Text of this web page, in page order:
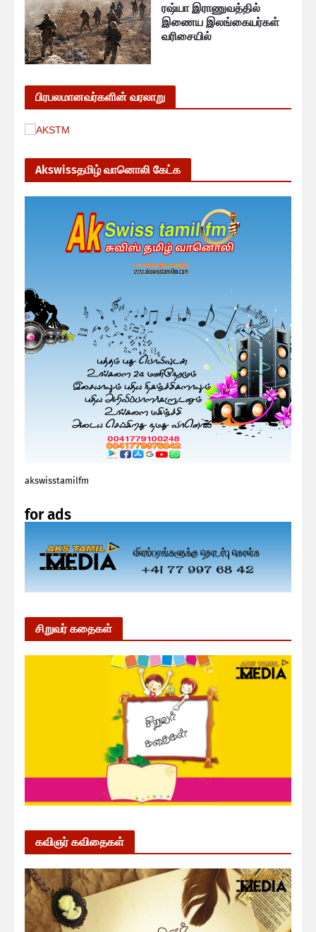
ரஷ்யா இராணுவத்தில்
இணைய இலங்கையர்கள்
வரிசையில்
பிரபலமானவர்களின் வரலாறு
Akswissதமிழ் வானொலி கேட்க
akswisstamilfm
for ads
சிறுவர் கதைகள்
கவிஞர் கவிதைகள்